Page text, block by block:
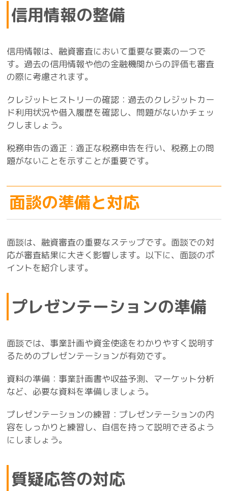
信用情報の整備
信用情報は、融資審査において重要な要素の一つで
す。過去の信用情報や他の金融機関からの評価も審査
の際に考慮されます。
クレジットヒストリーの確認：過去のクレジットカー
ド利用状況や借入履歴を確認し、問題がないかチェッ
クしましょう。
税務申告の適正：適正な税務申告を行い、税務上の問
題がないことを示すことが重要です。
面談の準備と対応
面談は、融資審査の重要なステップです。面談での対
応が審査結果に大きく影響します。以下に、面談のポ
イントを紹介します。
プレゼンテーションの準備
面談では、事業計画や資金使途をわかりやすく説明す
るためのプレゼンテーションが有効です。
資料の準備：事業計画書や収益予測、マーケット分析
など、必要な資料を準備しましょう。
プレゼンテーションの練習：プレゼンテーションの内
容をしっかりと練習し、自信を持って説明できるよう
にしましょう。
質疑応答の対応